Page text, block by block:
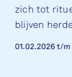
zich tot
blijven
01.02.2026 t/m